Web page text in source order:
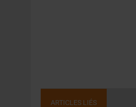
ARTICLES LIÉS